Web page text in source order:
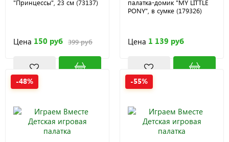
"Принцессы", 23 см (73137)
Цена 150 руб 399 руб
палатка-домик "MY LITTLE
PONY", в сумке (179326)
Цена 1 139 руб
-48% -55%